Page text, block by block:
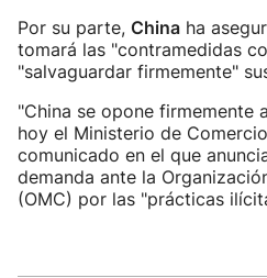
Por su parte, China ha
tomará las "contramedidas
"salvaguardar firmemente"
"China se opone firmemente
hoy el Ministerio de
comunicado en el que
demanda ante la
(OMC) por las "prácticas